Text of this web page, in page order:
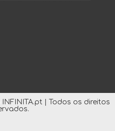
| Todos os direitos